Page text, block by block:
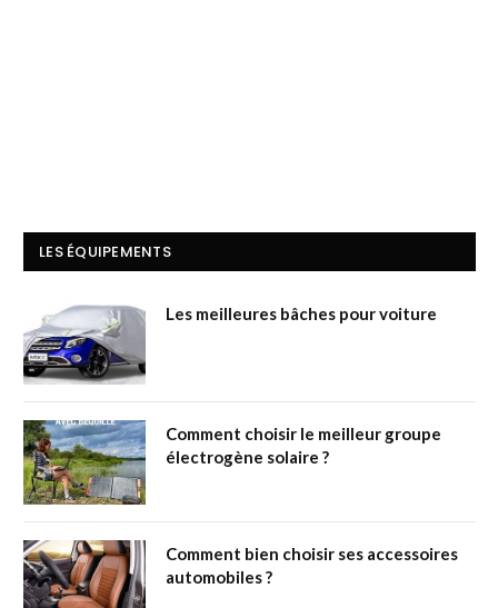
LES ÉQUIPEMENTS
Les meilleures bâches pour voiture
Comment choisir le meilleur groupe
électrogène solaire ?
Comment bien choisir ses accessoires
automobiles ?